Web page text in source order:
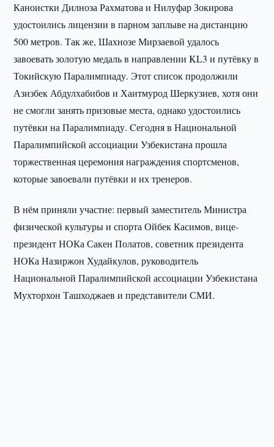
Каноистки Дилноза Рахматова и Нилуфар Зокирова
удостоились лицензии в парном заплыве на дистанцию
500 метров. Так же, Шахнозе Мирзаевой удалось
завоевать золотую медаль в направлении KL3 и путёвку в
Токийскую Паралимпиаду. Этот список продолжили
Азизбек Абдулхабибов и Хаитмурод Шеркузиев, хотя они
не смогли занять призовые места, однако удостоились
путёвки на Паралимпиаду. Cегодня в Национальной
Паралимпийской ассоциации Узбекистана прошла
торжественная церемония награждения спортсменов,
которые завоевали путёвки и их тренеров.
В нём приняли участие: первый заместитель Министра
физической культуры и спорта Ойбек Касимов, вице-
президент НОКа Сакен Полатов, советник президента
НОКа Назиржон Худайкулов, руководитель
Национальной Паралимпийской ассоциации Узбекистана
Мухторхон Ташходжаев и представители СМИ.